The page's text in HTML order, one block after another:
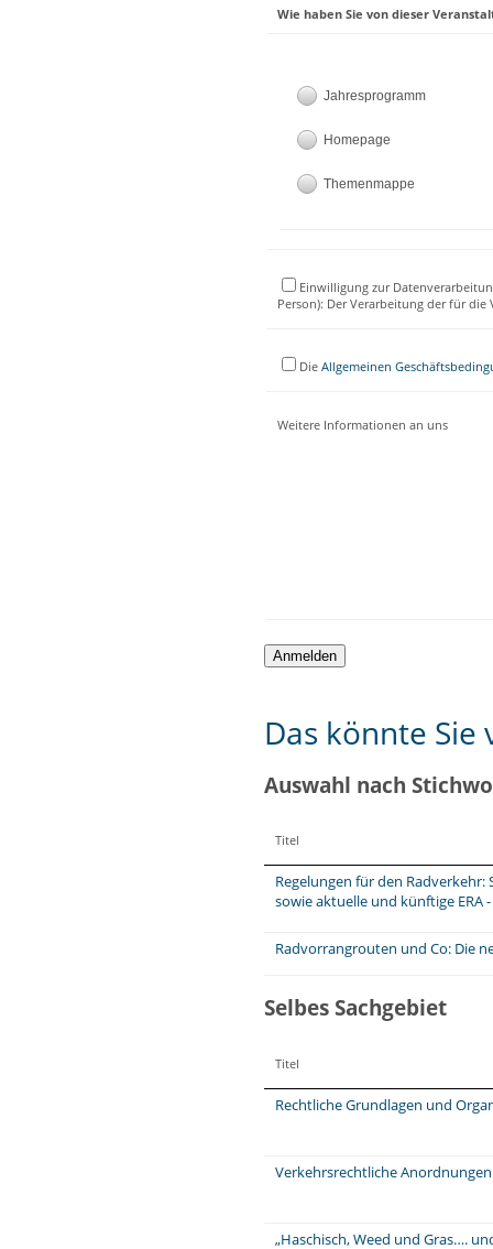
Wie haben Sie von dieser
Jahresprogramm
Homepage
Themenmappe
Einwilligung zur
Person): Der Verarbeitung der für
Die Allgemeinen
Weitere Informationen an uns
Das könnte
Auswahl nach
Titel
Regelungen für den Radverkehr:
sowie aktuelle und künftige ERA
Radvorrangrouten und Co: Die
Selbes Sachgebiet
Titel
Rechtliche Grundlagen und
Verkehrsrechtliche
„Haschisch, Weed und Gras….